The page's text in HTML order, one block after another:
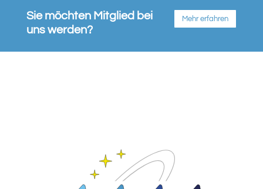
Sie möchten Mitglied bei
uns werden?
Mehr erfahren